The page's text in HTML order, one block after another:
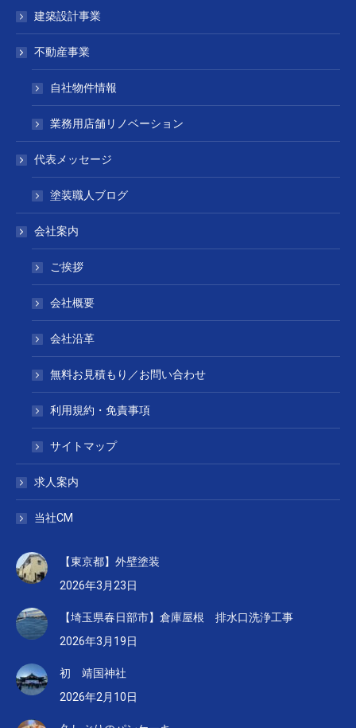
建築設計事業
不動産事業
自社物件情報
業務用店舗リノベーション
代表メッセージ
塗装職人ブログ
会社案内
ご挨拶
会社概要
会社沿革
無料お見積もり／お問い合わせ
利用規約・免責事項
サイトマップ
求人案内
当社CM
【東京都】外壁塗装
2026年3月23日
【埼玉県春日部市】倉庫屋根 排水口洗浄工事
2026年3月19日
初 靖国神社
2026年2月10日